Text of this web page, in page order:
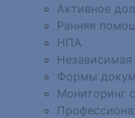
Активное
Ранняя
НПА
Независимая
Формы
Мониторинг